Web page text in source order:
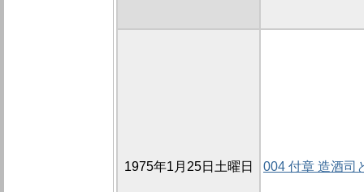
1975年1月25日土曜日 004 付章 造酒司